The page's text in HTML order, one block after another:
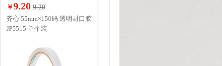
￥9.20 9.20
齐心 55mm×150码 透明封口胶
JP5515 单个装